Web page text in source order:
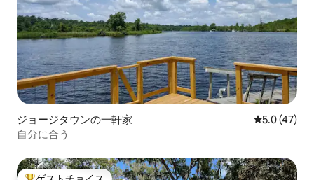
ジョージタウンの一軒家 レビュー47
5.0 (47)
自分に合う